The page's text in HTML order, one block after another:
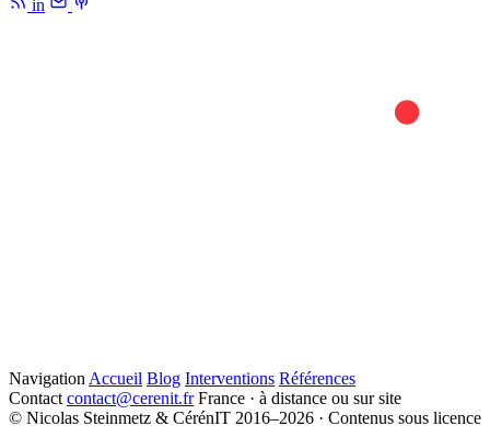
in
Navigation Accueil Blog Interventions Références
Contact contact@cerenit.fr France · à distance ou sur site
© Nicolas Steinmetz & CérénIT 2016–2026 · Contenus sous licence